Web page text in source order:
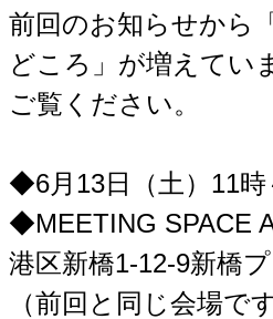
前回のお知らせから
どころ」が増えてい
ご覧ください。
◆6月13日（土）11時
◆MEETING SPACE
港区新橋1-12-9新橋
（前回と同じ会場です